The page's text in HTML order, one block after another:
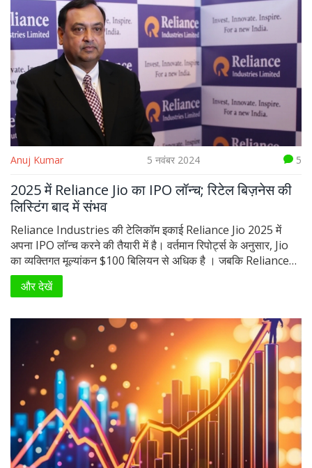
Anuj Kumar 5 नवंबर 2024 5
2025 में Reliance Jio का IPO लॉन्च; रिटेल बिज़नेस की
लिस्टिंग बाद में संभव
Reliance Industries की टेलिकॉम इकाई Reliance Jio 2025 में
अपना IPO लॉन्च करने की तैयारी में है। वर्तमान रिपोर्ट्स के अनुसार, Jio
का व्यक्तिगत मूल्यांकन $100 बिलियन से अधिक है । जबकि Reliance
Retail की सूचीबद्धता बाद में हो सकती है। Mukesh Ambani ने 2019
में इसकी सार्वजनिक करने की योजना बनाई थी, लेकिन स्थिति अभी भी
निवेश किया है।
और देखें